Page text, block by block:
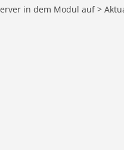
in dem Modul auf >